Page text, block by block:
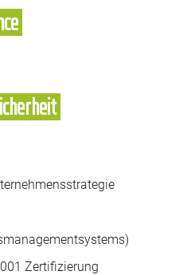
Zertifizierung